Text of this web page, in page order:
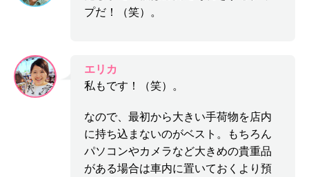
プだ！（笑）。
エリカ
私もです！（笑）。
なので、最初から大きい手荷物を店内
に持ち込まないのがベスト。もちろん
パソコンやカメラなど大きめの貴重品
がある場合は車内に置いておくより預